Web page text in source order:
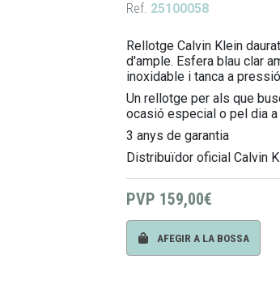
Ref. 25100058
Rellotge Calvin Klein
d'ample. Esfera blau clar
inoxidable i tanca a
Un rellotge per als que
ocasió especial o pel dia a
3 anys de garantia
Distribuïdor oficial Calvin
PVP 159,00€
AFEGIR A LA BOSSA